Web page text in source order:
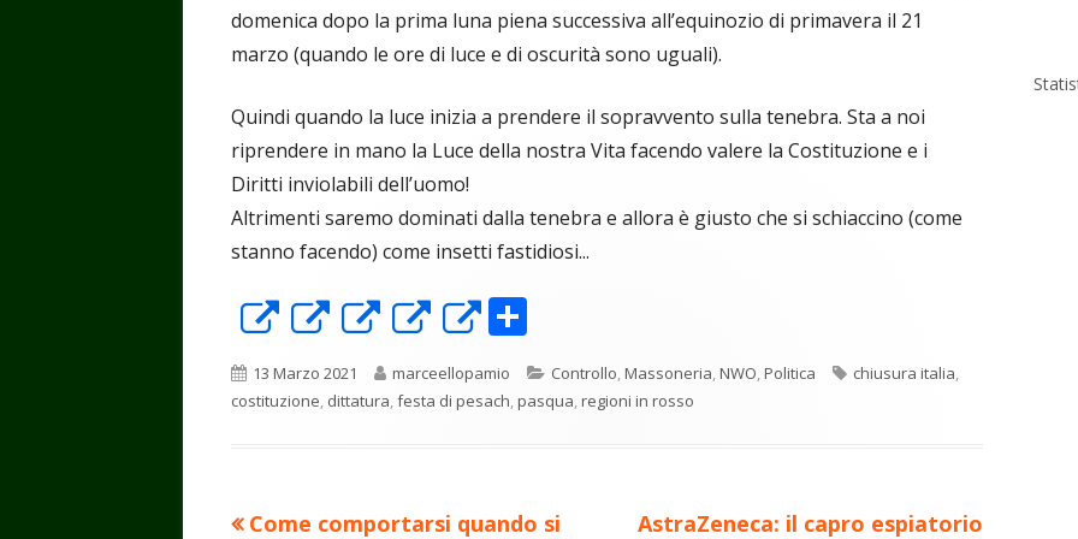
domenica dopo la prima luna piena successiva all’equinozio di primavera il 21
marzo (quando le ore di luce e di oscurità sono uguali).
Quindi quando la luce inizia a prendere il sopravvento sulla tenebra. Sta a noi
riprendere in mano la Luce della nostra Vita facendo valere la Costituzione e i
Diritti inviolabili dell’uomo!
Altrimenti saremo dominati dalla tenebra e allora è giusto che si schiaccino (come
stanno facendo) come insetti fastidiosi...
Apre
in
una
Apre
in
una
Apre
in
una
Apre
in
una
Apre
in
una
o
n
di
Pubblicato
13 Marzo 2021 Autore
marceellopamio Categorie
Controllo,Massoneria,NWO,Politica Tag
chiusura italia,
costituzione, dittatura,festa di pesach,pasqua,regioni in rosso
Precedente
Come comportarsi quando si
Nuovo
AstraZeneca: il capro espiatorio